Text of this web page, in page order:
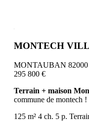
MONTECH
MONTAUBAN 82000
295 800 €
Terrain + maison
commune de montech
125 m² 4 ch. 5 p.